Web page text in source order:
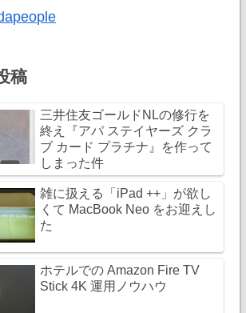
稿
三井住友ゴールドNLの修行を
終え『アパ ステイヤーズ クラ
ブ カード プラチナ』を作って
しまった件
雑に扱える「iPad ++」が欲し
くて MacBook Neo をお迎えし
た
ホテルでの Amazon Fire TV
Stick 4K 運用ノウハウ